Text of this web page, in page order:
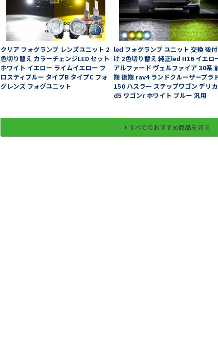
クリア フォグランプ レンズユニット 2
色切り替え カラーチェンジLED セット
ホワイト イエロー ライムイエロー フ
ロスティブルー タイプB タイプC フォ
グレンズ フォグユニット
led フォグランプ ユニット 交換 後付
け 2色切り替え 純正led H16 イエロ
アルファード ヴェルファイア 30系
期 後期 rav4 ランドクルーザープラ
150 ハスラー ステップワゴン デリカ
d5 ワゴンr ホワイト ブルー 汎用
すべてのおすすめ商品を見る